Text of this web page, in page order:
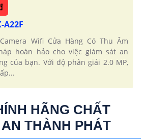
A22F
Wifi Cửa Hàng Có Thu Âm
hoàn hảo cho việc giám sát an
của bạn. Với độ phân giải 2.0 MP,
HÃNG CHẤT
THÀNH PHÁT